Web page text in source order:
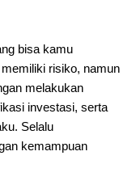
bisa kamu
risiko, namun
melakukan
investasi, serta
Selalu
kemampuan